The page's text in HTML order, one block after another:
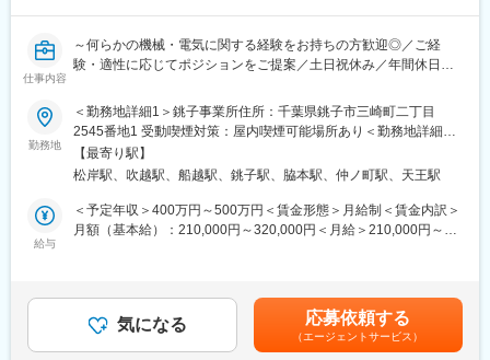
変更の範囲：会社の定める業務
■研修について：
ポイント先に行く際は上司が同行します。個々人の業務習得状況
に合わせて、2ヶ月程度で独り立ち可能です。
■同ポジションの魅力：
◎ “売る営業”から“経営課題を解決する営業”へ
→単なる商材提案ではなく、コスト削減・投資判断に踏み込む経
験が積める
◎社長や役員クラスへの提案(BtoB)が中心、質の高い商談に集中
できる
→既存顧客や提携パートナーからの紹介が80％を超えているのが
仕事内容
～何らかの機械・電気に関する経験をお持ちの方歓迎◎／ご経
験・適性に応じてポジションをご提案／土日祝休み／年間休日
1万円)有／脱炭素社会に向けて追い風の事業～
■仕事内容：
風力発電のメンテナンスを行う当社にて、経験・適性を鑑みてポ
ジション打診をいたします。
※具体的な配属はご希望や適性を考慮の上決定します。
点検、故障対応、補修工事、交換工事など
勤務地
＜勤務地詳細1＞銚子事業所住所：千葉県銚子市三崎町二丁目
2545番地1 受動喫煙対策：屋内喫煙可能場所あり＜勤務地詳細2
＞六ヶ所村事業所住所：青森県上北郡六ヶ所村大字尾駮字弥栄平1
番地87 受動喫煙対策：屋内喫煙可能場所あり＜勤務地詳細3＞秋
喫煙可能場所あり変更の範囲：会社の定める事業所
【最寄り駅】
松岸駅、吹越駅、船越駅、銚子駅、脇本駅、仲ノ町駅、天王駅
給与
＜予定年収＞400万円～500万円＜賃金形態＞月給制＜賃金内訳＞
月額（基本給）：210,000円～320,000円＜月給＞210,000円～
以外の扶養親族：月5千賃金はあくまでも目安の金額であり、選考
を通じて上下する可能性があります。月給(月額)は固定手当を含め
た表記です。
気になる 応募依頼する
（エージェントサービス）